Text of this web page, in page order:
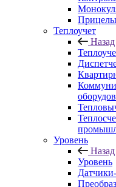
Прицелы
Теплоучет
Назад
Уровень
Назад
Уровень